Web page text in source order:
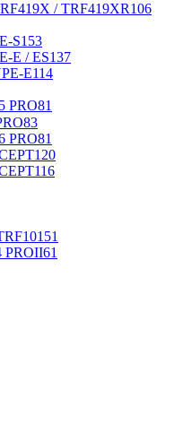
/ TRF419XR106
S153
E / ES137
E114
PRO81
83
PRO81
120
116
51
PROII61